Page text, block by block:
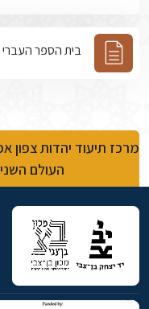
בית הספר העברי
מרכז תיעוד יהדות
העולם